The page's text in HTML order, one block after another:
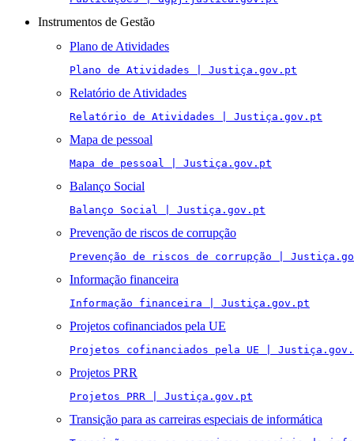
Instrumentos de Gestão
Plano de Atividades
Plano de Atividades | Justiça.gov.pt
Relatório de Atividades
Relatório de Atividades | Justiça.gov.pt
Mapa de pessoal
Mapa de pessoal | Justiça.gov.pt
Balanço Social
Balanço Social | Justiça.gov.pt
Prevenção de riscos de corrupção
Prevenção de riscos de corrupção |
Informação financeira
Informação financeira | Justiça.gov.pt
Projetos cofinanciados pela UE
Projetos cofinanciados pela UE |
Projetos PRR
Projetos PRR | Justiça.gov.pt
Transição para as carreiras especiais de informática